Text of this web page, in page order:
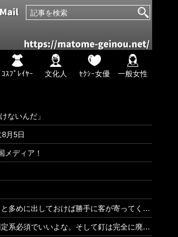
ｺｽﾌﾟﾚｲﾔｰ 文化人 ｾｸｼｰ女優 一般女性
ないんだ」
月5日
ディア！
てくるのに強欲すぎて極限まで搾り取るから客が飛ぶんだよ
でいいよな。そして釘は完全に廃止するべき